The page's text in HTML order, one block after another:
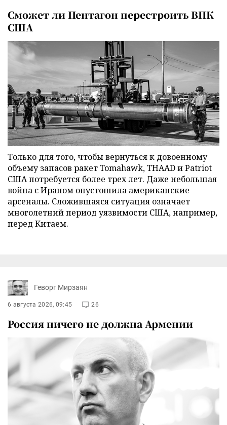
Сможет ли Пентагон перестроить ВПК
США
Только для того, чтобы вернуться к довоенному
объему запасов ракет Tomahawk, THAAD и Patriot
США потребуется более трех лет. Даже небольшая
война с Ираном опустошила американские
арсеналы. Сложившаяся ситуация означает
многолетний период уязвимости США, например,
перед Китаем.
Геворг Мирзаян
6 августа 2026, 09:45 26
Россия ничего не должна Армении